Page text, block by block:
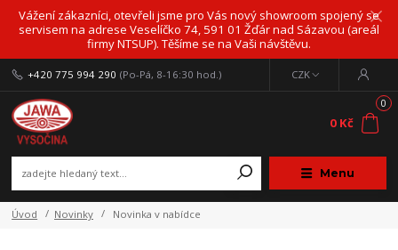
Vážení zákazníci, otevřeli jsme pro Vás nový showroom spojený se
servisem na adrese Veselíčko 74, 591 01 Žďár nad Sázavou (areál
firmy NTSUP). Těšíme se na Vaši návštěvu.
Menu
CZK
+420 775 994 290 (Po-Pá, 8-16:30 hod.)
0
0 Kč
Úvod Novinky Novinka v nabídce